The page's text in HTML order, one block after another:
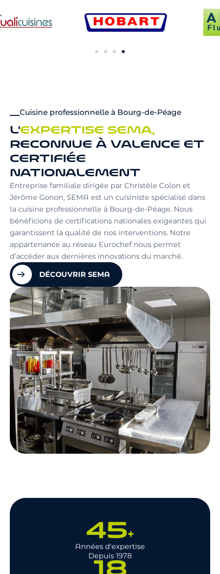
Cuisine professionnelle à Bourg-de-Péage
L'EXPERTISE SEMA,
RECONNUE À VALENCE ET
CERTIFIÉE
NATIONALEMENT
Entreprise familiale dirigée par Christèle Colon et
Jérôme Gonon, SEMA est un cuisiniste spécialisé dans
la cuisine professionnelle à Bourg-de-Péage. Nous
bénéficions de certifications nationales exigeantes qui
garantissent la qualité de nos interventions. Notre
appartenance au réseau Eurochef nous permet
d’accéder aux dernières innovations du marché.
DÉCOUVRIR SEMA
Années d'expertise
Depuis 1978
45+